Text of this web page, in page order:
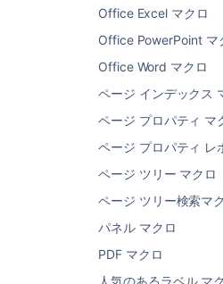
Office Excel マクロ
Office PowerPoint マ
Office Word マクロ
ページ インデックス
ページ プロパティ マ
ページ プロパティ レ
ページ ツリー マクロ
ページ ツリー検索マ
パネル マクロ
PDF マクロ
人気のあるラベル マ
ファイルの編集」を参照
Word と Excel- コン
[編集] ボタンを選択し
PowerPoint と PDF
イコンを選択します。
Word ドキュメ
ンテンツをイ
Confluence ページを作成し
Word ドキュメントを